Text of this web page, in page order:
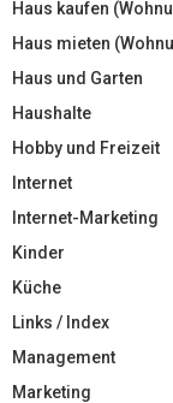
Haus kaufen
Haus mieten
Haus und Garten
Haushalte
Hobby und Freizeit
Internet
Internet-Marketing
Kinder
Küche
Links / Index
Management
Marketing